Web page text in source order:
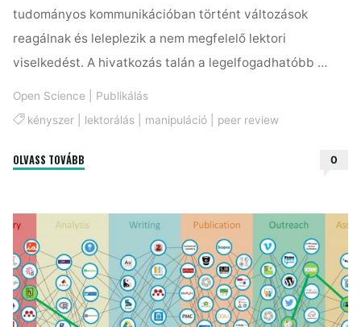
tudományos kommunikációban történt változások
reagálnak és leleplezik a nem megfelelő lektori
viselkedést. A hivatkozás talán a legelfogadhatóbb …
Open Science
Publikálás
kényszer| lektorálás| manipuláció| peer review
OLVASS TOVÁBB
–
a
szakma
reagál"
0